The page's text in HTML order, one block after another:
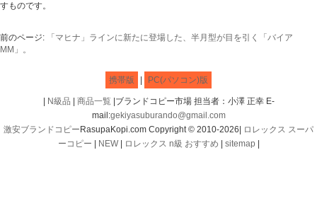
すものです。
前のページ:
「マヒナ」ラインに新たに登場した、半月型が目を引く「バイア
MM」。
携帯版 PC(パソコン)版
N級品 商品一覧|ブランドコピー市場 担当者：小澤 正幸 E-
mail:gekiyasuburando@gmail.com
激安ブランドコピー RasupaKopi.com Copyright © 2010-2026|
ロレックス スーパ
ーコピー
NEW| ロレックス n級 おすすめ sitemap